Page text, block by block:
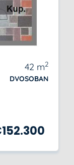
42 m2
DVOSOBAN
152.300